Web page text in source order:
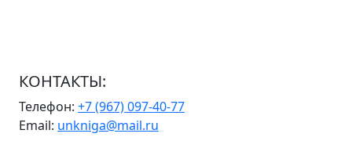
КОНТАКТЫ:
Телефон: +7 (967) 097-40-77
Email: unkniga@mail.ru